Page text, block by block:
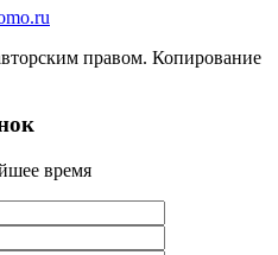
правом. Копирование
время